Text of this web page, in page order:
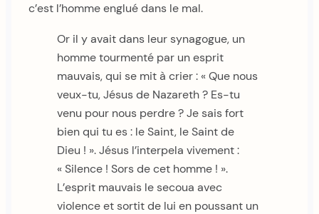
c’est l’homme englué dans le mal.
Or il y avait dans leur synagogue, un
homme tourmenté par un esprit
mauvais, qui se mit à crier : « Que nous
veux-tu, Jésus de Nazareth ? Es-tu
venu pour nous perdre ? Je sais fort
bien qui tu es : le Saint, le Saint de
Dieu ! ». Jésus l’interpela vivement :
« Silence ! Sors de cet homme ! ».
L’esprit mauvais le secoua avec
violence et sortit de lui en poussant un